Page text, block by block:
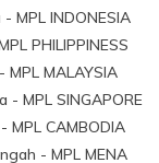
MPL INDONESIA
PHILIPPINESS
MPL MALAYSIA
- MPL SINGAPORE
MPL CAMBODIA
- MPL MENA